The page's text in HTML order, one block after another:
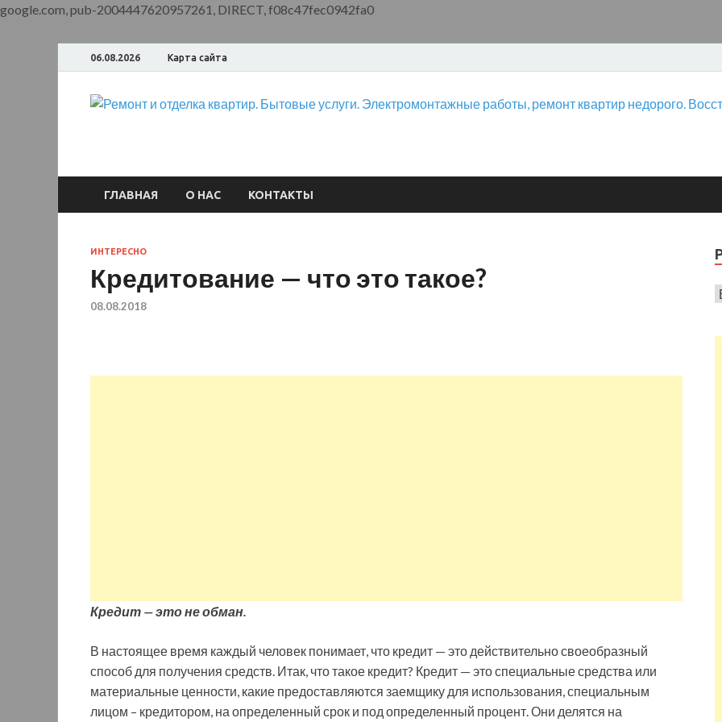
google.com, pub-2004447620957261, DIRECT, f08c47fec0942fa0
06.08.2026 Карта сайта
ГЛАВНАЯ О НАС КОНТАКТЫ
ИНТЕРЕСНО
Кредитование — что это такое?
08.08.2018
Кредит — это не обман.
В настоящее время каждый человек понимает, что кредит — это действительно своеобразный
способ для получения средств. Итак, что такое кредит? Кредит — это специальные средства или
материальные ценности, какие предоставляются заемщику для использования, специальным
лицом – кредитором, на определенный срок и под определенный процент. Они делятся на